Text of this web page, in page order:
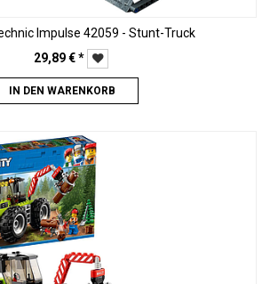
Impulse 42059 - Stunt-Truck
29,89€*
IN DEN WARENKORB